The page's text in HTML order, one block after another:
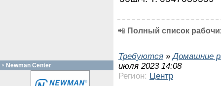
📲 Полный список
Требуются »Домашние
июля 2023 14:08
Регион: Центр
Newman Center